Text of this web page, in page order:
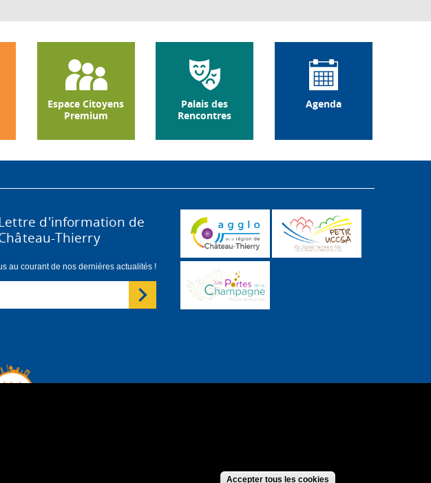
Espace Citoyens
Premium
Palais des
Rencontres
Agenda
d'information de
Thierry
au courant de nos dernières actualités !
Accepter tous les cookies